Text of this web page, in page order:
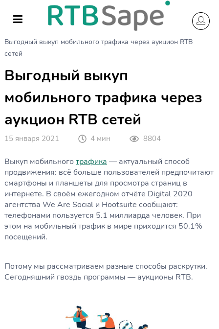
content
Выгодный выкуп мобильного трафика через аукцион RTB
сетей
Выгодный выкуп
мобильного трафика через
аукцион RTB сетей
15 января 2021 4 мин 8804
Выкуп мобильноготрафика — актуальный способ
продвижения: всё больше пользователей предпочитают
смартфоны и планшеты для просмотра страниц в
интернете. В своём ежегодном отчёте Digital 2020
агентства We Are Social и Hootsuite сообщают:
телефонами пользуется 5.1 миллиарда человек. При
этом на мобильный трафик в мире приходится 50.1%
посещений.
Потому мы рассматриваем разные способы раскрутки.
Сегодняшний гвоздь программы — аукционы RTB.